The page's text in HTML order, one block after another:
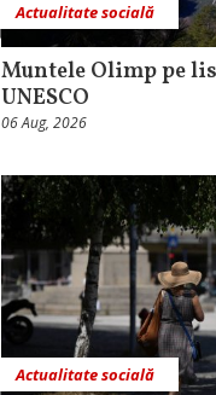
Actualitate socială
Muntele Olimp pe
UNESCO
06 Aug, 2026
Actualitate socială